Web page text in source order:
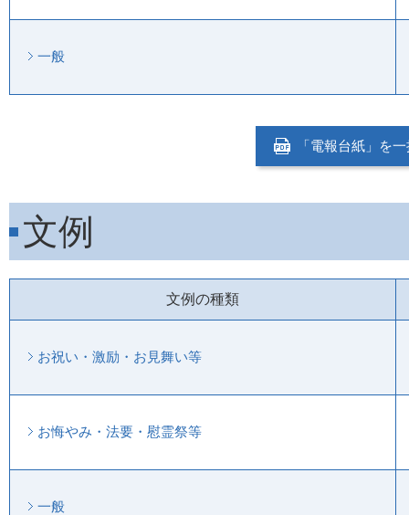
一般
「電報台紙」を
文例
文例の種類
お祝い・激励・お見舞い等
お悔やみ・法要・慰霊祭等
一般